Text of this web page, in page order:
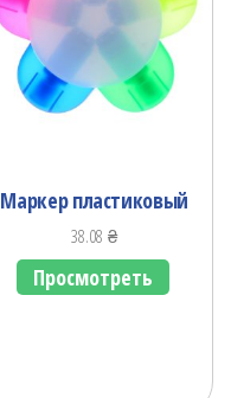
Маркер пластиковый
38.08₴
Просмотреть